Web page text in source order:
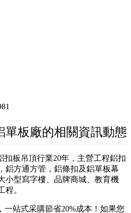
單板廠的相關資訊動態
扣板吊頂行業20年，主營工程鋁扣
鋁方通方管，鋁條扣及鋁單板幕
小型寫字樓、品牌商城、教育機
程。
一站式采購節省20%成本！如果您